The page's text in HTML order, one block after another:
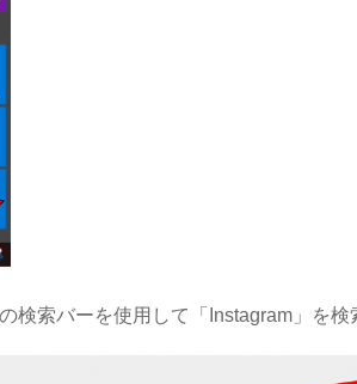
検索バーを使用して「Instagram」を検